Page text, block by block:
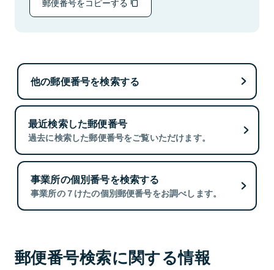
他の郵便番号を検索する
最近検索した郵便番号
過去に検索した郵便番号をご覧いただけます。
事業所の個別番号を検索する
事業所の７けたの個別郵便番号をお調べします。
郵便番号検索に関する情報